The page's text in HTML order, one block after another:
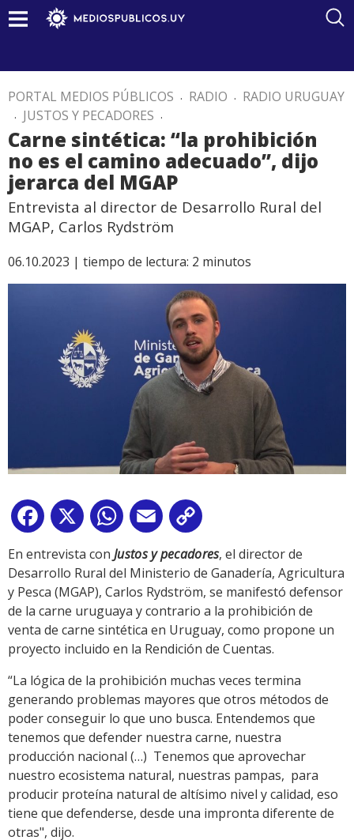
PORTAL MEDIOS PÚBLICOS . RADIO . RADIO URUGUAY
. JUSTOS Y PECADORES .
Carne sintética: “la prohibición
no es el camino adecuado”, dijo
jerarca del MGAP
Entrevista al director de Desarrollo Rural del
MGAP, Carlos Rydström
06.10.2023 | tiempo de lectura: 2 minutos
Facebook
X WhatsApp
Email
Link
En entrevista con Justos y pecadores, el director de
Desarrollo Rural del Ministerio de Ganadería, Agricultura
y Pesca (MGAP), Carlos Rydström, se manifestó defensor
de la carne uruguaya y contrario a la prohibición de
venta de carne sintética en Uruguay, como propone un
proyecto incluido en la Rendición de Cuentas.
“La lógica de la prohibición muchas veces termina
generando problemas mayores que otros métodos de
poder conseguir lo que uno busca. Entendemos que
tenemos que defender nuestra carne, nuestra
producción nacional (…) Tenemos que aprovechar
nuestro ecosistema natural, nuestras pampas, para
producir proteína natural de altísimo nivel y calidad, eso
tiene que defenderse, desde una impronta diferente de
otras", dijo.